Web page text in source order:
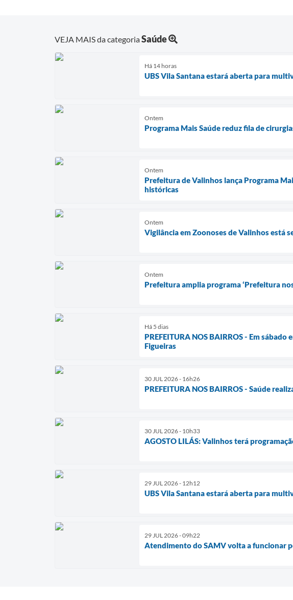
VEJA MAIS da categoriaSaúde
Há 14 horas
UBS Vila Santana estará aberta para
Ontem
Programa Mais Saúde reduz fila de
Ontem
Prefeitura de Valinhos lança Programa
históricas
Ontem
Vigilância em Zoonoses de Valinhos está
Ontem
Prefeitura amplia programa ‘Prefeitura
Há 5 dias
PREFEITURA NOS BAIRROS - Em
Figueiras
30 JUL 2026 - 16h26
PREFEITURA NOS BAIRROS - Saúde
30 JUL 2026 - 10h33
AGOSTO LILÁS: Valinhos terá
29 JUL 2026 - 12h12
UBS Vila Santana estará aberta para
29 JUL 2026 - 09h22
Atendimento do SAMV volta a funcionar